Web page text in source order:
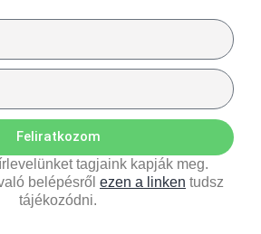
Feliratkozom
tagjaink kapják meg.
belépésről ezen a linken tudsz
tájékozódni.